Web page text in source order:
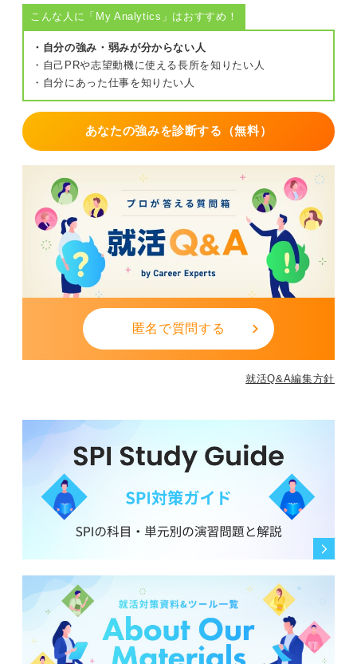
こんな人に「My Analytics」はおすすめ！
・自分の強み・弱みが分からない人
・自己PRや志望動機に使える長所を知りたい人
・自分にあった仕事を知りたい人
あなたの強みを診断する（無料）
匿名で質問する
就活Q&A編集方針